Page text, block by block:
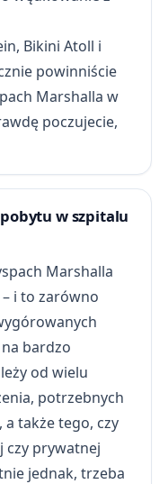
Bikini Atoll i
powinniście
Marshalla w
poczujecie,
w szpitalu
Marshalla
i to zarówno
bardzo
od wielu
potrzebnych
a także tego, czy
czy prywatnej
jednak, trzeba